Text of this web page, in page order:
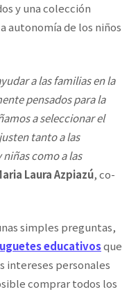
y una colección
autonomía de los niños
a las familias en la
pensados para la
a seleccionar el
tanto a las
como a las
Laura Azpiazú, co-
simples preguntas,
educativosque
intereses personales
comprar todos los